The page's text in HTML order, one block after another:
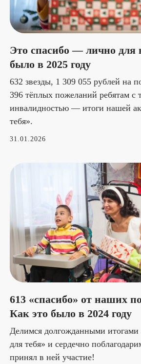
Это спасибо — лично для
было в 2025 году
632 звезды, 1 309 055 рублей на
396 тёплых пожеланий ребятам с
инвалидностью — итоги нашей
тебя».
31.01.2026
613 «спасибо» от наших
Как это было в 2024 году
Делимся долгожданными
для тебя» и сердечно
принял в ней участие!